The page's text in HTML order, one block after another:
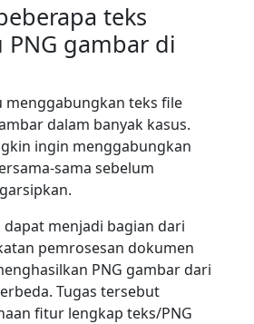
teks
gambar di
menggabungkan teks file
dalam banyak kasus.
ingin menggabungkan
sama sebelum
menjadi bagian dari
pemrosesan dokumen
PNG gambar dari
Tugas tersebut
fitur lengkap teks/PNG